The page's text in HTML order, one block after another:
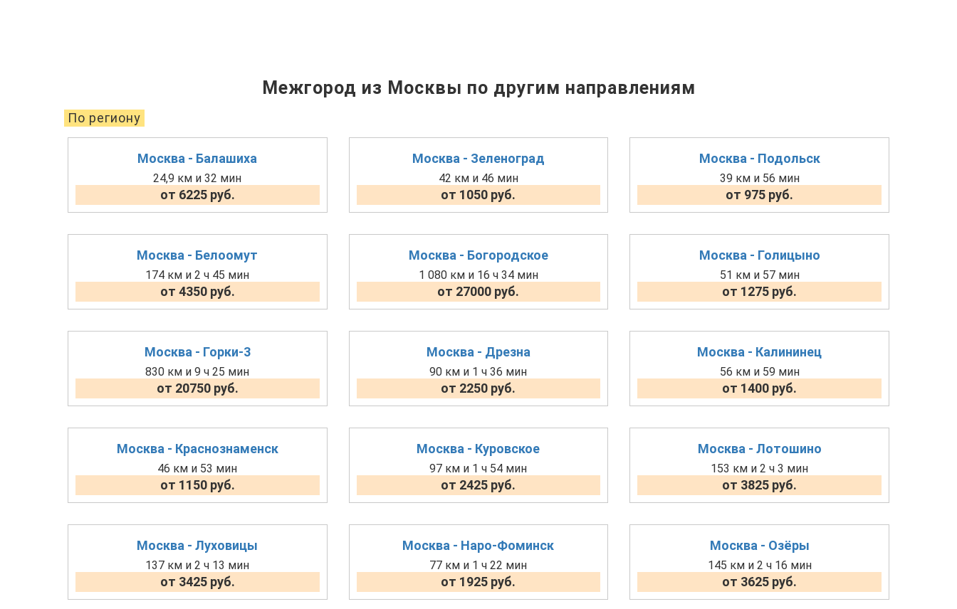
Межгород из Москвы по другим направлениям
По региону
Москва - Балашиха
24,9 км и 32 мин
от 6225 руб.
Москва - Зеленоград
42 км и 46 мин
от 1050 руб.
Москва - Подольск
39 км и 56 мин
от 975 руб.
Москва - Белоомут
174 км и 2 ч 45 мин
от 4350 руб.
Москва - Богородское
1 080 км и 16 ч 34 мин
от 27000 руб.
Москва - Голицыно
51 км и 57 мин
от 1275 руб.
Москва - Горки-3
830 км и 9 ч 25 мин
от 20750 руб.
Москва - Дрезна
90 км и 1 ч 36 мин
от 2250 руб.
Москва - Калининец
56 км и 59 мин
от 1400 руб.
Москва - Краснознаменск
46 км и 53 мин
от 1150 руб.
Москва - Куровское
97 км и 1 ч 54 мин
от 2425 руб.
Москва - Лотошино
153 км и 2 ч 3 мин
от 3825 руб.
Москва - Луховицы
137 км и 2 ч 13 мин
от 3425 руб.
Москва - Наро-Фоминск
77 км и 1 ч 22 мин
от 1925 руб.
Москва - Озёры
145 км и 2 ч 16 мин
от 3625 руб.